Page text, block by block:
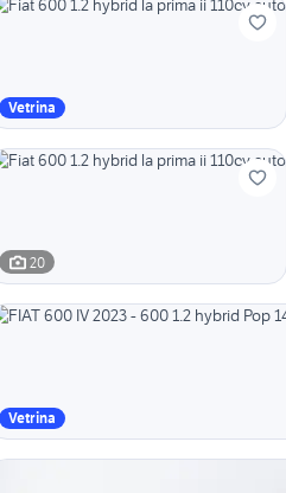
Vetrina
20
Vetrina